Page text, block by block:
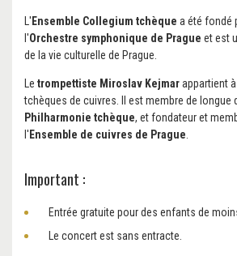
L' Ensemble Collegium tchèque a été fondé
l'Orchestre symphonique de Prague et est
de la vie culturelle de Prague.
Le trompettiste Miroslav Kejmarappartient
tchèques de cuivres. Il est membre de longue
Philharmonie tchèque, et fondateur et
l' Ensemble de cuivres de Prague
Important :
Entrée gratuite pour des enfants de
Le concert est sans entracte.